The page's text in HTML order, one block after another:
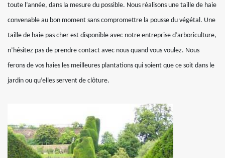
toute l’année, dans la mesure du possible. Nous réalisons une taille de haie
convenable au bon moment sans compromettre la pousse du végétal. Une
taille de haie pas cher est disponible avec notre entreprise d’arboriculture,
n’hésitez pas de prendre contact avec nous quand vous voulez. Nous
ferons de vos haies les meilleures plantations qui soient que ce soit dans le
jardin ou qu’elles servent de clôture.